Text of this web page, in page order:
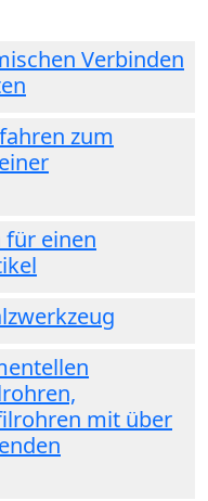
Verbinden
zum
einen
mit über